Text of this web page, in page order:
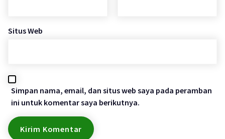
Situs Web
Simpan nama, email, dan situs web saya pada peramban
ini untuk komentar saya berikutnya.